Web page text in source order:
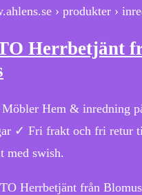
› produkter ›
Herrbetjänt
Hem & inredning
✓ Fri frakt och fri retur
med swish.
Herrbetjänt från